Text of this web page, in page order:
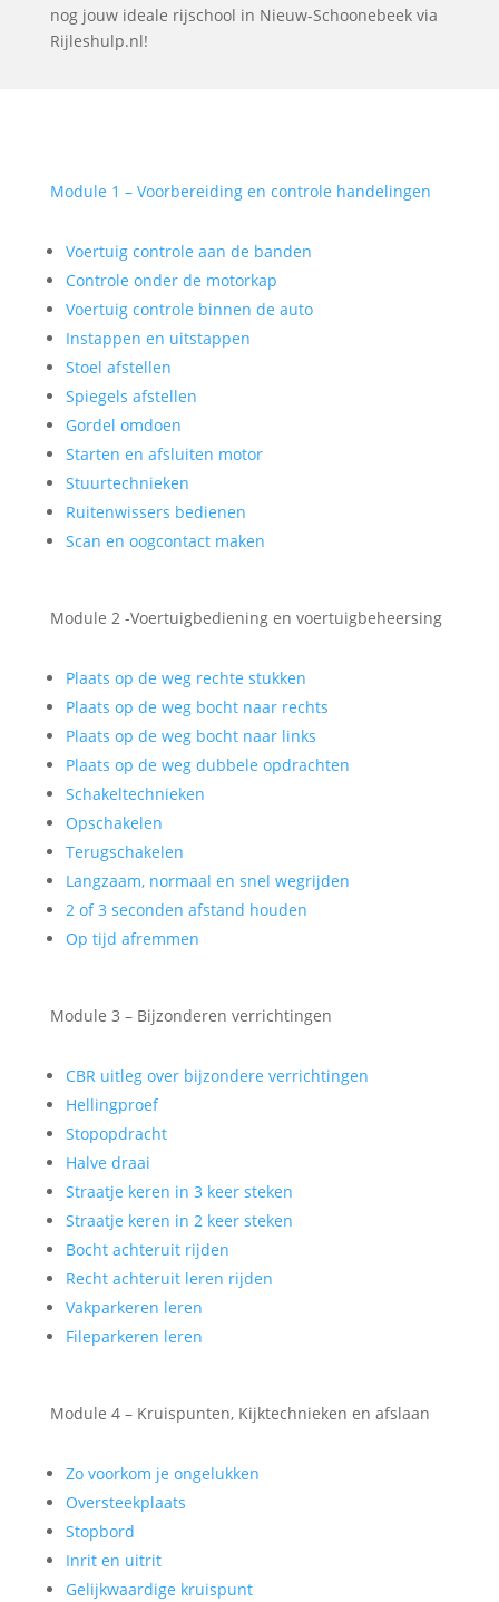
nog jouw ideale rijschool in Nieuw-Schoonebeek via
Rijleshulp.nl!
Module 1 – Voorbereiding en controle handelingen
Voertuig controle aan de banden
Controle onder de motorkap
Voertuig controle binnen de auto
Instappen en uitstappen
Stoel afstellen
Spiegels afstellen
Gordel omdoen
Starten en afsluiten motor
Stuurtechnieken
Ruitenwissers bedienen
Scan en oogcontact maken
Module 2 -Voertuigbediening en voertuigbeheersing
Plaats op de weg rechte stukken
Plaats op de weg bocht naar rechts
Plaats op de weg bocht naar links
Plaats op de weg dubbele opdrachten
Schakeltechnieken
Opschakelen
Terugschakelen
Langzaam, normaal en snel wegrijden
2 of 3 seconden afstand houden
Op tijd afremmen
Module 3 – Bijzonderen verrichtingen
CBR uitleg over bijzondere verrichtingen
Hellingproef
Stopopdracht
Halve draai
Straatje keren in 3 keer steken
Straatje keren in 2 keer steken
Bocht achteruit rijden
Recht achteruit leren rijden
Vakparkeren leren
Fileparkeren leren
Module 4 – Kruispunten, Kijktechnieken en afslaan
Zo voorkom je ongelukken
Oversteekplaats
Stopbord
Inrit en uitrit
Gelijkwaardige kruispunt